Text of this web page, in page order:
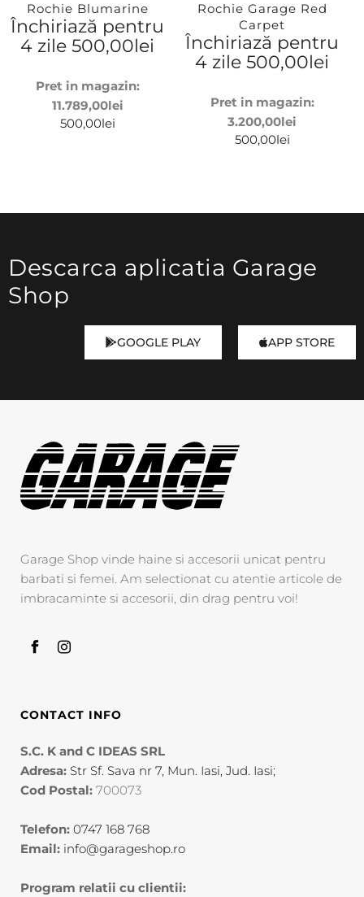
Rochie Blumarine
Închiriază pentru
4 zile500,00lei
Pret in magazin:
11.789,00lei
500,00lei
Rochie Garage Red
Carpet
Închiriază pentru
4 zile500,00lei
Pret in magazin:
3.200,00lei
500,00lei
Descarca aplicatia Garage
Shop
GOOGLE PLAY APP STORE
Garage Shop vinde haine si accesorii unicat pentru
barbati si femei. Am selectionat cu atentie articole de
imbracaminte si accesorii, din drag pentru voi!
CONTACT INFO
S.C. K and C IDEAS SRL
Adresa: Str Sf. Sava nr 7, Mun. Iasi, Jud. Iasi;
Cod Postal: 700073
Telefon: 0747 168 768
Email: info@garageshop.ro
Program relatii cu clientii: